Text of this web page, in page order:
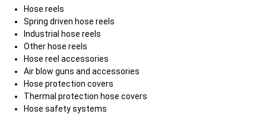
Hose reels
Spring driven hose reels
Industrial hose reels
Other hose reels
Hose reel accessories
Air blow guns and accessories
Hose protection covers
Thermal protection hose covers
Hose safety systems